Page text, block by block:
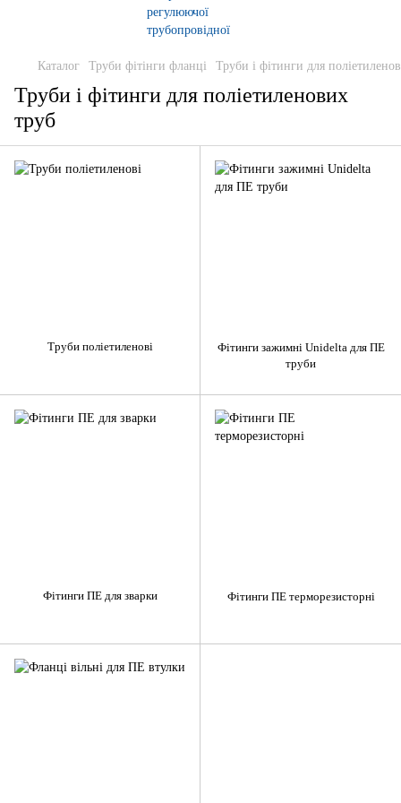
Каталог Труби фітінги фланці Труби і фітинги для
Труби і фітинги для поліетиленових
труб
Труби поліетиленові
Фітинги зажимні Unidelta для ПЕ
труби
Фітинги ПЕ для зварки Фітинги ПЕ терморезисторні